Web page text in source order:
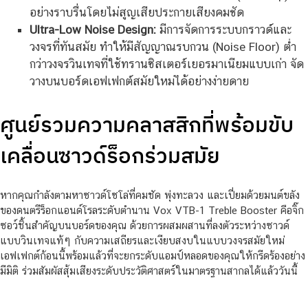
อย่างราบรื่นโดยไม่สูญเสียประกายเสียงคมชัด
Ultra-Low Noise Design:มีการจัดการระบบกราวด์และ
วงจรที่ทันสมัย ทำให้มีสัญญาณรบกวน (Noise Floor) ต่ำ
กว่าวงจรวินเทจที่ใช้ทรานซิสเตอร์เยอรมาเนียมแบบเก่า จัด
วางบนบอร์ดเอฟเฟกต์สมัยใหม่ได้อย่างง่ายดาย
ศูนย์รวมความคลาสสิกที่พร้อมขับ
เคลื่อนซาวด์ร็อกร่วมสมัย
หากคุณกำลังตามหาซาวด์โซโล่ที่คมชัด พุ่งทะลวง และเปี่ยมด้วยมนต์ขลัง
ของดนตรีร็อกแอนด์โรลระดับตำนาน Vox VTB-1 Treble Booster คือจิ๊ก
ซอว์ชิ้นสำคัญบนบอร์ดของคุณ ด้วยการผสมผสานที่ลงตัวระหว่างซาวด์
แบบวินเทจแท้ๆ กับความเสถียรและเงียบสงบในแบบวงจรสมัยใหม่
เอฟเฟกต์ก้อนนี้พร้อมแล้วที่จะยกระดับแอมป์หลอดของคุณให้กรีดร้องอย่าง
มีมิติ ร่วมสัมผัสสุ้มเสียงระดับประวัติศาสตร์ในมาตรฐานสากลได้แล้ววันนี้